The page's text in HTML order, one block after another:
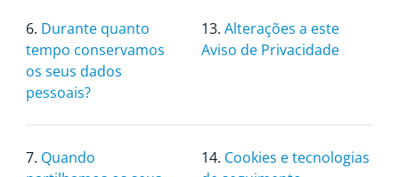
6. Durante quanto
tempo conservamos
os seus dados
pessoais?
13. Alterações a este
Aviso de Privacidade
7. Quando
14. Cookies e tecnologias